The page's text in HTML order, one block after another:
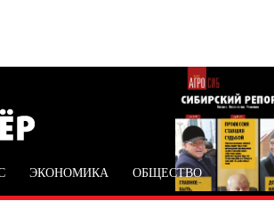
ЭКОНОМИКА ОБЩЕСТВО